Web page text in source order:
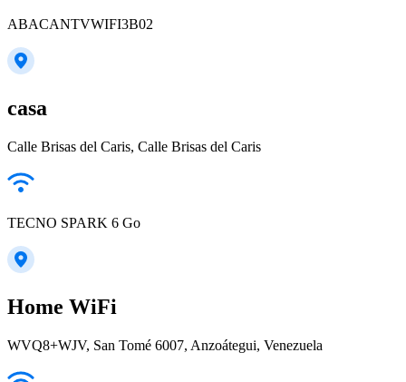
ABACANTVWIFI3B02
casa
Calle Brisas del Caris, Calle Brisas del Caris
TECNO SPARK 6 Go
Home WiFi
WVQ8+WJV, San Tomé 6007, Anzoátegui, Venezuela